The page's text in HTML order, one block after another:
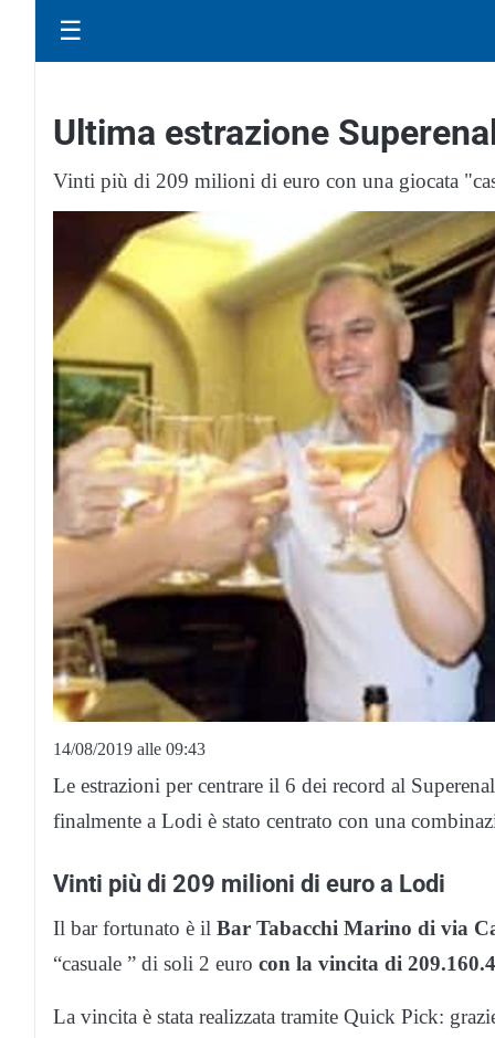
☰
Ultima estrazione
Vinti più di 209 milioni di euro con una giocata
14/08/2019 alle 09:43
Le estrazioni per centrare il 6 dei record al
finalmente a Lodi è stato centrato con una
Vinti più di 209 milioni di euro a Lodi
Il bar fortunato è il Bar Tabacchi Marino di via
“casuale ” di soli 2 euro con la vincita di
La vincita è stata realizzata tramite Quick Pick: